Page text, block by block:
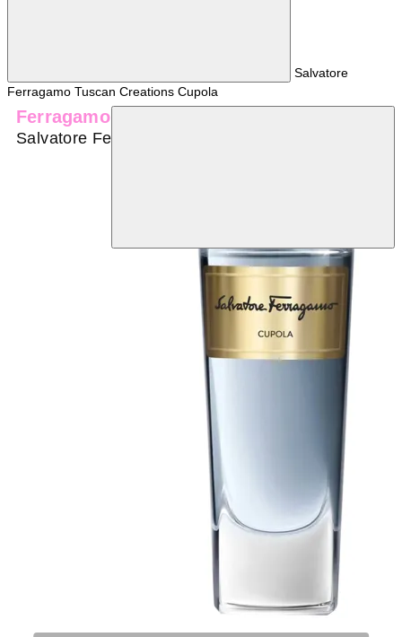
Salvatore
Ferragamo Tuscan Creations Cupola
Ferragamo
Salvatore Ferragamo Tuscan Creations Cupola